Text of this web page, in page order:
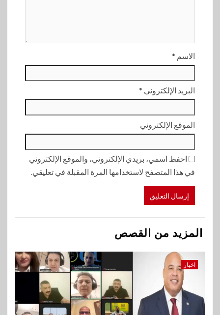
الاسم *
البريد الإلكتروني *
الموقع الإلكتروني
احفظ اسمي، بريدي الإلكتروني، والموقع الإلكتروني
في هذا المتصفح لاستخدامها المرة المقبلة في تعليقي.
المزيد من القصص
اخبار